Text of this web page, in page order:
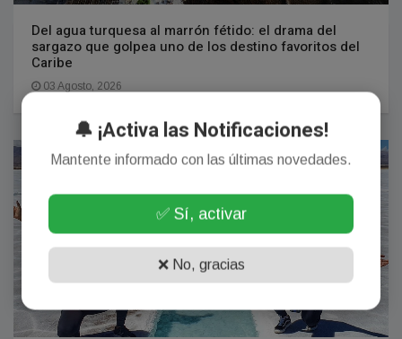
Del agua turquesa al marrón fétido: el drama del
sargazo que golpea uno de los destino favoritos del
Caribe
03 Agosto, 2026
🔔 ¡Activa las Notificaciones!
Mantente informado con las últimas novedades.
✅ Sí, activar
❌ No, gracias